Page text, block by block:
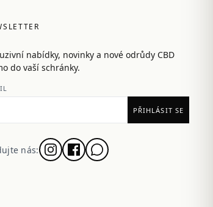
nabídky, novinky a nové odrůdy CBD
do vaší schránky.
nás: